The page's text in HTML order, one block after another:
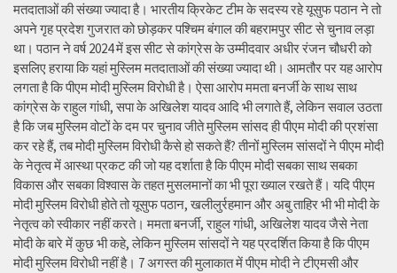
मतदाताओं की संख्या ज्यादा है। भारतीय क्रिकेट टीम के सदस्य रहे यूसुफ पठान ने तो
अपने गृह प्रदेश गुजरात को छोड़कर पश्चिम बंगाल की बहरामपुर सीट से चुनाव लड़ा
था। पठान ने वर्ष 2024 में इस सीट से कांग्रेस के उम्मीदवार अधीर रंजन चौधरी को
इसलिए हराया कि यहां मुस्लिम मतदाताओं की संख्या ज्यादा थी। आमतौर पर यह आरोप
लगता है कि पीएम मोदी मुस्लिम विरोधी है। ऐसा आरोप ममता बनर्जी के साथ साथ
कांग्रेस के राहुल गांधी, सपा के अखिलेश यादव आदि भी लगाते हैं, लेकिन सवाल उठता
है कि जब मुस्लिम वोटों के दम पर चुनाव जीते मुस्लिम सांसद ही पीएम मोदी की प्रशंसा
कर रहे हैं, तब मोदी मुस्लिम विरोधी कैसे हो सकते हैं? तीनों मुस्लिम सांसदों ने पीएम मोदी
के नेतृत्व में आस्था प्रकट की जो यह दर्शाता है कि पीएम मोदी सबका साथ सबका
विकास और सबका विश्वास के तहत मुसलमानों का भी पूरा ख्याल रखते हैं। यदि पीएम
मोदी मुस्लिम विरोधी होते तो यूसुफ पठान, खलीलुर्रहमान और अबु ताहिर भी भी मोदी के
नेतृत्व को स्वीकार नहीं करते। ममता बनर्जी, राहुल गांधी, अखिलेश यादव जैसे नेता
मोदी के बारे में कुछ भी कहे, लेकिन मुस्लिम सांसदों ने यह प्रदर्शित किया है कि पीएम
मोदी मुस्लिम विरोधी नहीं है। 7 अगस्त की मुलाकात में पीएम मोदी ने टीएमसी और